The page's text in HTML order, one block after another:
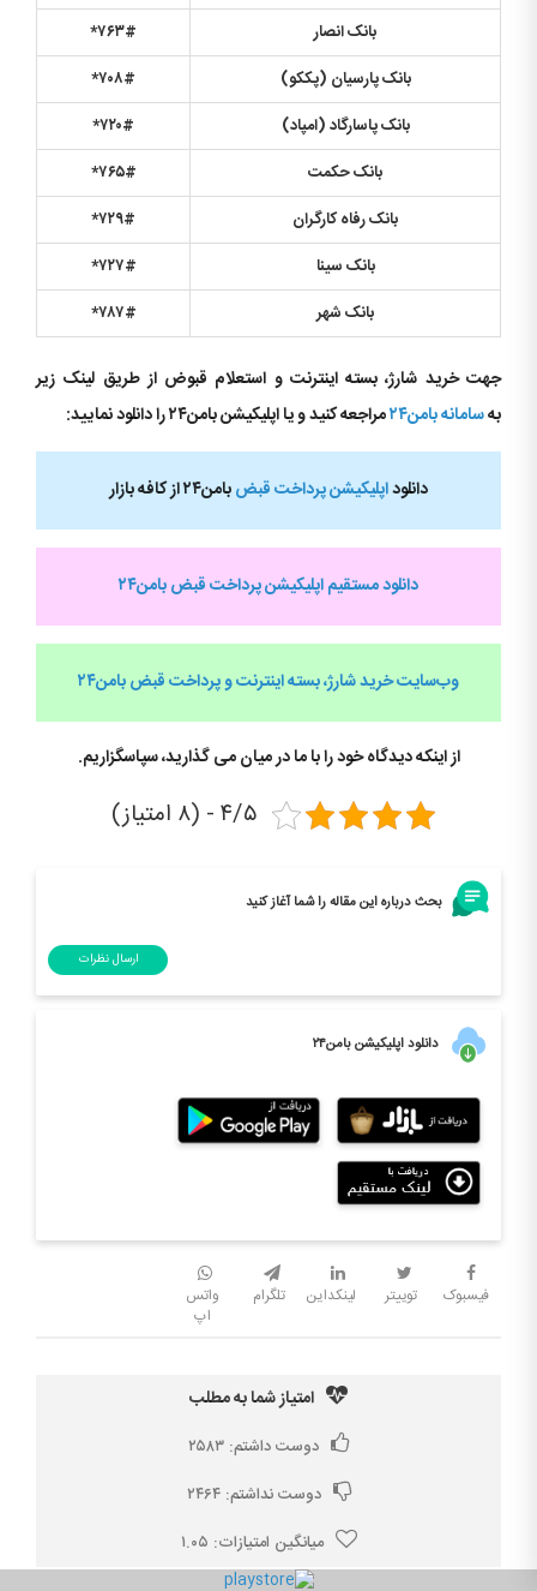
بانک انصار
۷۶۳#*
بانک پارسیان (پککو) ۷۰۸#*
بانک پاسارگاد (امپاد) ۷۲۰#*
بانک حکمت
۷۶۵#*
بانک رفاه کارگران
۷۲۹#*
بانک سینا
۷۲۷#*
بانک شهر
۷۸۷#*
جهت خرید شارژ، بسته اینترنت و استعلام قبوض از طریق لینک زیر
بهسامانه بامن۲۴ مراجعه کنید و یا اپلیکیشن بامن۲۴ را دانلود نمایید:
دانلوداپلیکیشن پرداخت قبضبامن۲۴ از کافه بازار
دانلود مستقیم اپلیکیشن پرداخت قبض بامن۲۴
وب‌سایت خرید شارژ، بسته اینترنت و پرداخت قبضبامن۲۴
از اینکه دیدگاه خود را با ما در میان می گذارید، سپاسگزاریم.
۴/۵ - (۸ امتیاز)
بحث درباره این مقاله را شما آغاز کنید
ارسال نظرات
دانلود اپلیکیشن بامن۲۴
فیسبوک توییتر لینکداین تلگرام
واتس
اپ
امتیاز شما به مطلب
دوست داشتم: ۲۵۸۳
دوست نداشتم:۲۴۶۴
میانگین امتیازات: ۱.۰۵